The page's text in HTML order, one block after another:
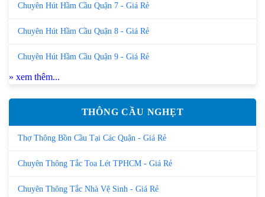
Chuyên Hút Hầm Cầu Quận 7 - Giá Rẻ
Chuyên Hút Hầm Cầu Quận 8 - Giá Rẻ
Chuyên Hút Hầm Cầu Quận 9 - Giá Rẻ
» xem thêm...
THÔNG CẦU NGHẸT
Thợ Thông Bồn Cầu Tại Các Quận - Giá Rẻ
Chuyên Thông Tắc Toa Lét TPHCM - Giá Rẻ
Chuyên Thông Tắc Nhà Vệ Sinh - Giá Rẻ